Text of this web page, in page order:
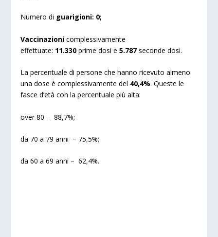
Numero di guarigioni: 0;
Vaccinazioni complessivamente
effettuate: 11.330prime dosi e 5.787seconde dosi.
La percentuale di persone che hanno ricevuto almeno
una dose è complessivamente del 40,4%. Queste le
fasce d’età con la percentuale più alta:
over 80 – 88,7%;
da 70 a 79 anni – 75,5%;
da 60 a 69 anni – 62,4%.